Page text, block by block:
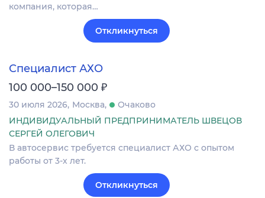
компания, которая…
Откликнуться
Специалист АХО
100 000–150 000 ₽
30 июля 2026 Москва
Очаково
ИНДИВИДУАЛЬНЫЙ ПРЕДПРИНИМАТЕЛЬ ШВЕЦОВ
СЕРГЕЙ ОЛЕГОВИЧ
В автосервис требуется специалист АХО с опытом
работы от 3-х лет.
Откликнуться